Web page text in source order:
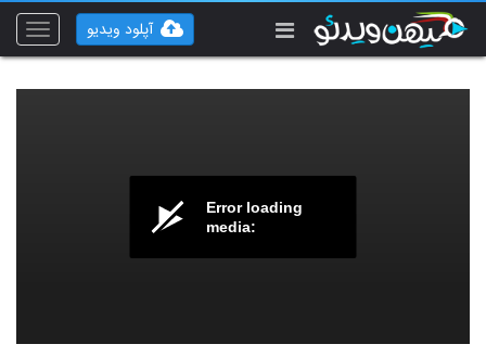
Toggle
آپلود ویدیو
Error loading
media: